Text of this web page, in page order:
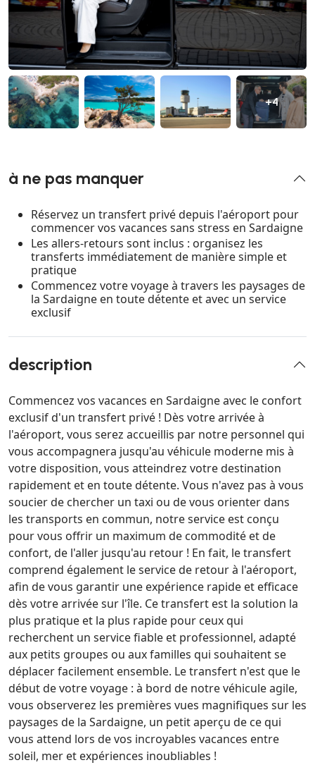
+4
à ne pas manquer
Réservez un transfert privé depuis l'aéroport pour
commencer vos vacances sans stress en Sardaigne
Les allers-retours sont inclus : organisez les
transferts immédiatement de manière simple et
pratique
Commencez votre voyage à travers les paysages de
la Sardaigne en toute détente et avec un service
exclusif
description
Commencez vos vacances en Sardaigne avec le confort
exclusif d'un transfert privé ! Dès votre arrivée à
l'aéroport, vous serez accueillis par notre personnel qui
vous accompagnera jusqu'au véhicule moderne mis à
votre disposition, vous atteindrez votre destination
rapidement et en toute détente. Vous n'avez pas à vous
soucier de chercher un taxi ou de vous orienter dans
les transports en commun, notre service est conçu
pour vous offrir un maximum de commodité et de
confort, de l'aller jusqu'au retour ! En fait, le transfert
comprend également le service de retour à l'aéroport,
afin de vous garantir une expérience rapide et efficace
dès votre arrivée sur l'île. Ce transfert est la solution la
plus pratique et la plus rapide pour ceux qui
recherchent un service fiable et professionnel, adapté
aux petits groupes ou aux familles qui souhaitent se
déplacer facilement ensemble. Le transfert n'est que le
début de votre voyage : à bord de notre véhicule agile,
vous observerez les premières vues magnifiques sur les
paysages de la Sardaigne, un petit aperçu de ce qui
vous attend lors de vos incroyables vacances entre
soleil, mer et expériences inoubliables !